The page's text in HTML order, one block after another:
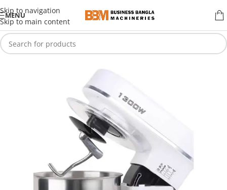
Skip to navigation
Skip to main content
MENU